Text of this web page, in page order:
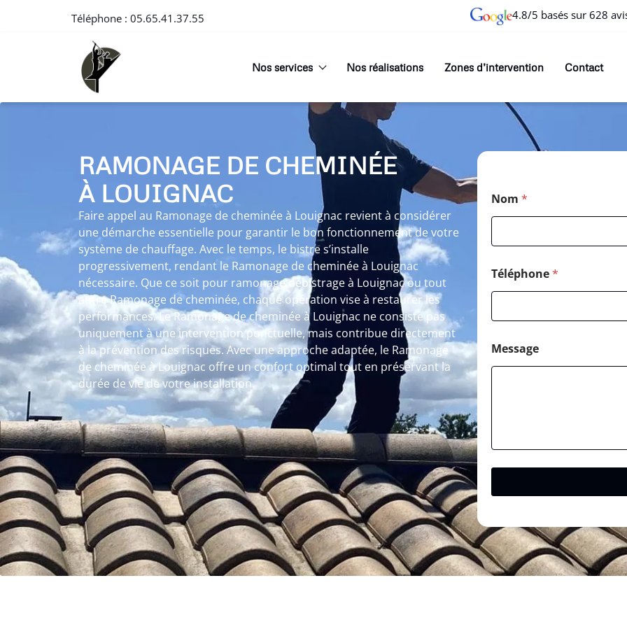
Téléphone : 05.65.41.37.55 4.8/5 basés sur 628
Nos services Nos réalisations Zones d’intervention Contact
RAMONAGE DE CHEMINÉE
À LOUIGNAC
Faire appel au Ramonage de cheminée à Louignac revient à considérer
une démarche essentielle pour garantir le bon fonctionnement de votre
système de chauffage. Avec le temps, le bistre s’installe
progressivement, rendant le Ramonage de cheminée à Louignac
nécessaire. Que ce soit pour ramonage débistrage à Louignac ou tout
autre Ramonage de cheminée, chaque opération vise à restaurer les
performances. Le Ramonage de cheminée à Louignac ne consiste pas
uniquement à une intervention ponctuelle, mais contribue directement
à la prévention des risques. Avec une approche adaptée, le Ramonage
de cheminée à Louignac offre un confort optimal tout en préservant la
durée de vie de votre installation.
Nom *
Téléphone*
Message